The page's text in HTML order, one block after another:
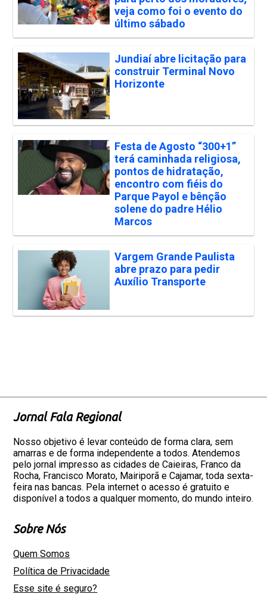
veja como foi o evento do
último sábado
Jundiaí abre licitação para
construir Terminal Novo
Horizonte
Festa de Agosto “300+1”
terá caminhada religiosa,
pontos de hidratação,
encontro com fiéis do
Parque Payol e bênção
solene do padre Hélio
Marcos
Vargem Grande Paulista
abre prazo para pedir
Auxílio Transporte
Jornal Fala Regional
Nosso objetivo é levar conteúdo de forma clara, sem
amarras e de forma independente a todos. Atendemos
pelo jornal impresso as cidades de Caieiras, Franco da
Rocha, Francisco Morato, Mairiporã e Cajamar, toda sexta-
feira nas bancas. Pela internet o acesso é gratuito e
disponível a todos a qualquer momento, do mundo inteiro.
Sobre Nós
Quem Somos
Política de Privacidade
Esse site é seguro?